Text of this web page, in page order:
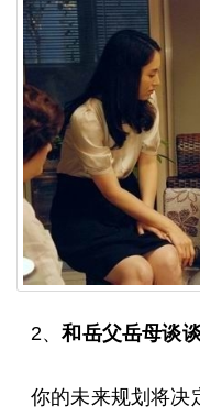
2、和岳父岳母谈
你的未来规划将决